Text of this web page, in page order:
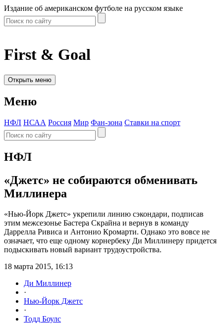
Издание об американском футболе на русском языке
First & Goal
Открыть меню
Меню
НФЛ НСАА Россия Мир Фан-зона Ставки на спорт
НФЛ
«Джетс» не собираются обменивать
Миллинера
«Нью-Йорк Джетс» укрепили линию сэкондари, подписав
этим межсезонье Бастера Скрайна и вернув в команду
Даррелла Ривиса и Антонио Кромарти. Однако это вовсе не
означает, что еще одному корнербеку Ди Миллинеру придется
подыскивать новый вариант трудоустройства.
18 марта 2015, 16:13
Ди Миллинер
·
Нью-Йорк Джетс
·
Тодд Боулс